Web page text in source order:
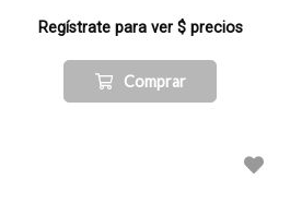
Regístrate para ver $ precios
Comprar